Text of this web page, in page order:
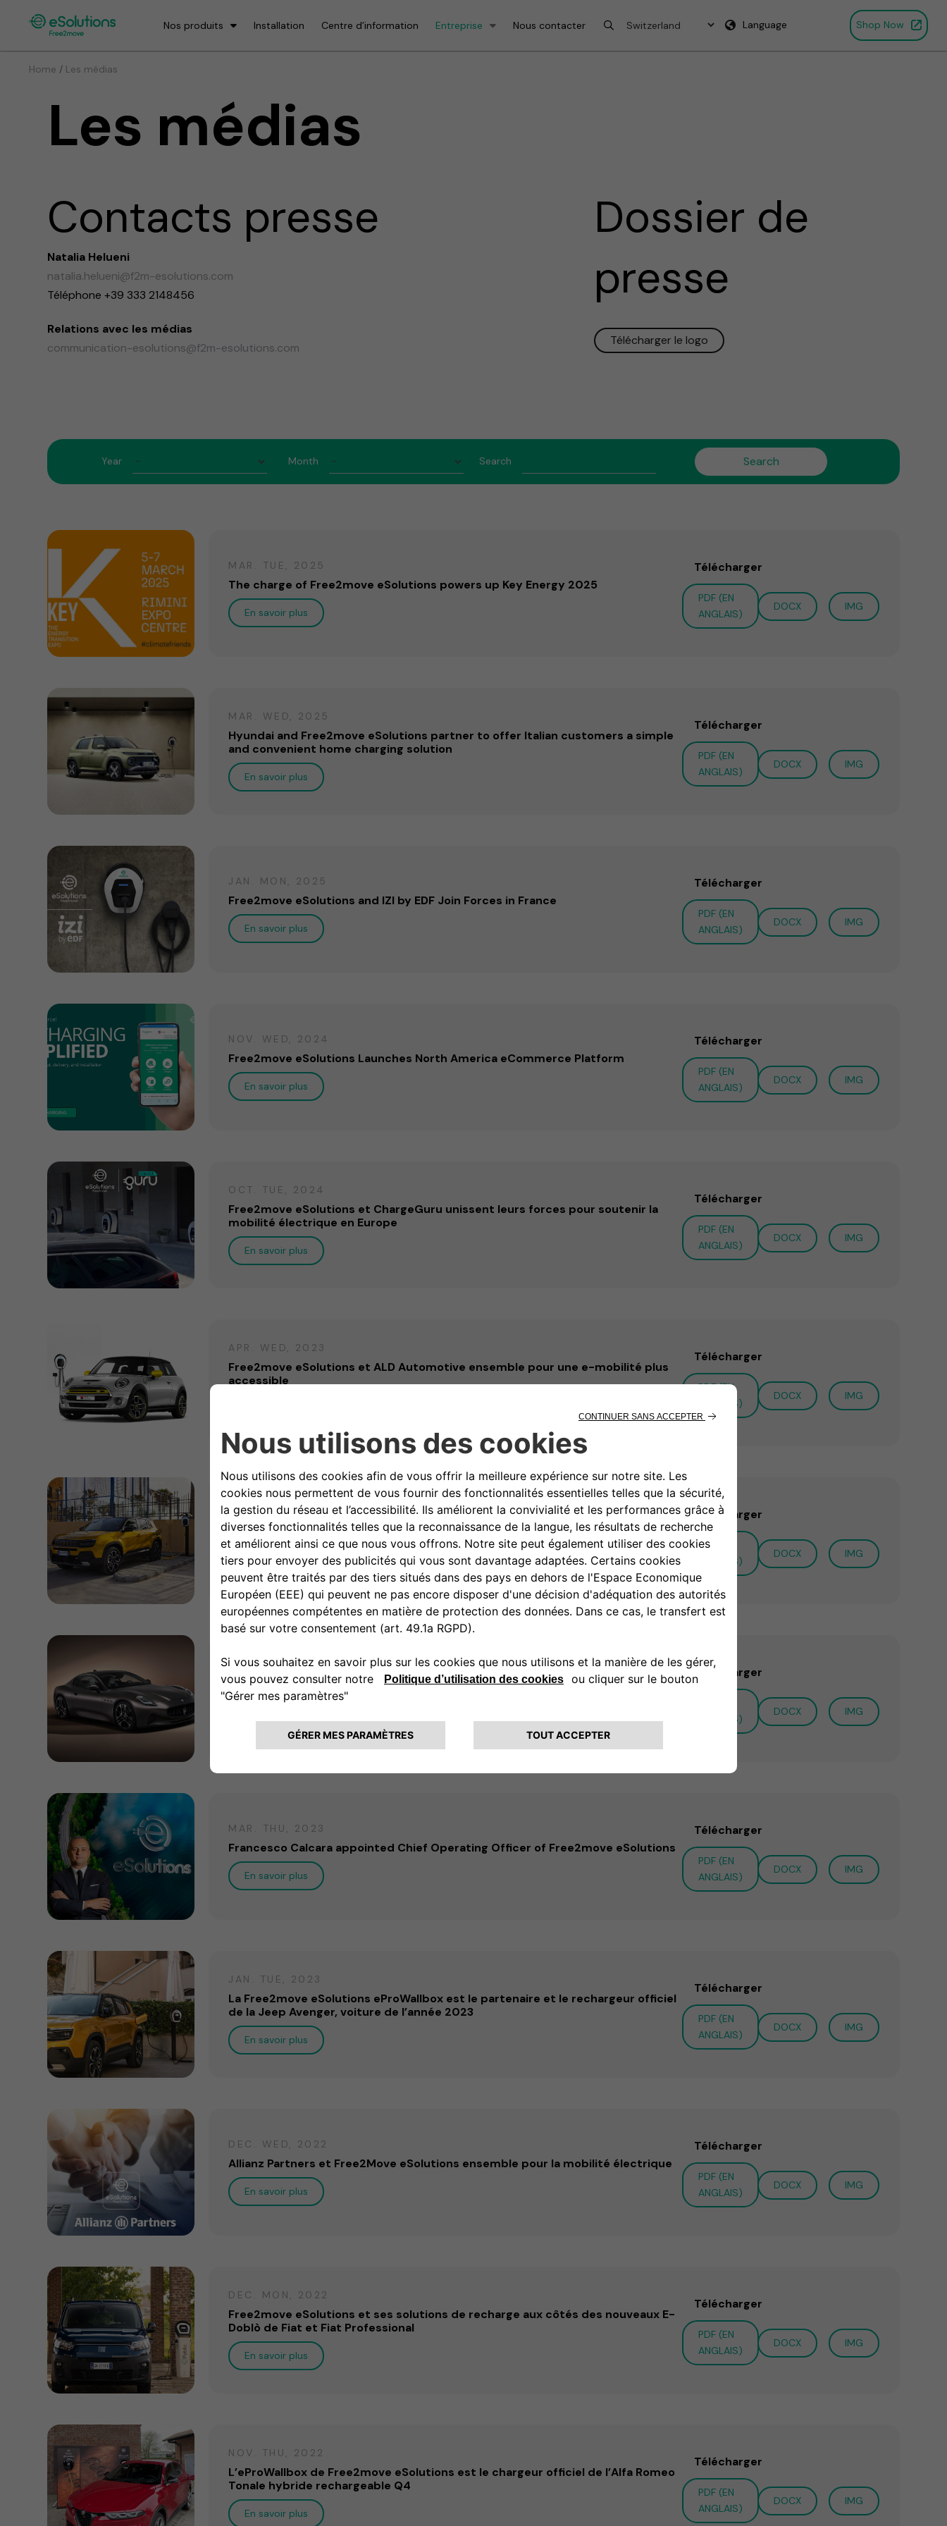
Nos produits Installation Centre d’information Entreprise Nous contacter Language Shop Now
Home / Les médias
Les médias
Contacts presse
Natalia Helueni
natalia.helueni@f2m-esolutions.com
Téléphone +39 333 2148456
Relations avec les médias
communication-esolutions@f2m-esolutions.com
Dossier de
presse
Télécharger le logo
Year Month Search
MAR. TUE, 2025
The charge of Free2move eSolutions powers up Key Energy 2025
En savoir plus
Télécharger
PDF (EN
ANGLAIS)
DOCX IMG
MAR. WED, 2025
Hyundai and Free2move eSolutions partner to offer Italian customers a simple
and convenient home charging solution
En savoir plus
Télécharger
PDF (EN
ANGLAIS)
DOCX IMG
JAN. MON, 2025
Free2move eSolutions and IZI by EDF Join Forces in France
En savoir plus
Télécharger
PDF (EN
ANGLAIS)
DOCX IMG
NOV. WED, 2024
Free2move eSolutions Launches North America eCommerce Platform
En savoir plus
Télécharger
PDF (EN
ANGLAIS)
DOCX IMG
OCT. TUE, 2024
Free2move eSolutions et ChargeGuru unissent leurs forces pour soutenir la
mobilité électrique en Europe
En savoir plus
Télécharger
PDF (EN
ANGLAIS)
DOCX IMG
APR. WED, 2023
Free2move eSolutions et ALD Automotive ensemble pour une e-mobilité plus
accessible
Télécharger
PDF (EN
ANGLAIS)
DOCX IMG
APR. MON, 2023
Free2move eSolutions et eProWallbox aux côtés de la nouvelle Jeep Avenger, à
partir du media drive
En savoir plus
Télécharger
PDF (EN
ANGLAIS)
DOCX IMG
MAR. FRI, 2023
Free2move eSolutions al fianco di Maserati per elettrificare i concessionari
europei del brand
En savoir plus
Télécharger
ANGLAIS)
DOCX IMG
MAR. THU, 2023
Francesco Calcara appointed Chief Operating Officer of Free2move eSolutions
En savoir plus
Télécharger
PDF (EN
ANGLAIS)
DOCX IMG
JAN. TUE, 2023
La Free2move eSolutions eProWallbox est le partenaire et le rechargeur officiel
de la Jeep Avenger, voiture de l’année 2023
En savoir plus
Télécharger
PDF (EN
ANGLAIS)
DOCX IMG
DEC. WED, 2022
Allianz Partners et Free2Move eSolutions ensemble pour la mobilité électrique
En savoir plus
Télécharger
PDF (EN
ANGLAIS)
DOCX IMG
DEC. MON, 2022
Free2move eSolutions et ses solutions de recharge aux côtés des nouveaux E-
Doblò de Fiat et Fiat Professional
En savoir plus
Télécharger
PDF (EN
ANGLAIS)
DOCX IMG
NOV. THU, 2022
L’eProWallbox de Free2move eSolutions est le chargeur officiel de l’Alfa Romeo
Tonale hybride rechargeable Q4
En savoir plus
Télécharger
PDF (EN
ANGLAIS)
DOCX IMG